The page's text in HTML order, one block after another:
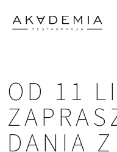
OD 11
DANIA